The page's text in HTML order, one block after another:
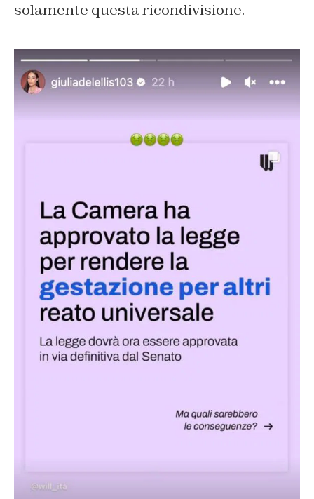
solamente questa ricondivisione.